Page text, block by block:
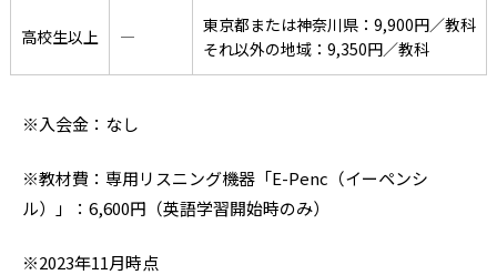
高校生以上 ―
東京都または神奈川県：9,900円／教科
それ以外の地域：9,350円／教科
※入会金：なし
※教材費：専用リスニング機器「E-Penc（イーペンシ
ル）」：6,600円（英語学習開始時のみ）
※2023年11月時点